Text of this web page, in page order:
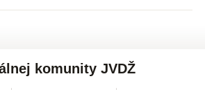
komunity JVDŽ